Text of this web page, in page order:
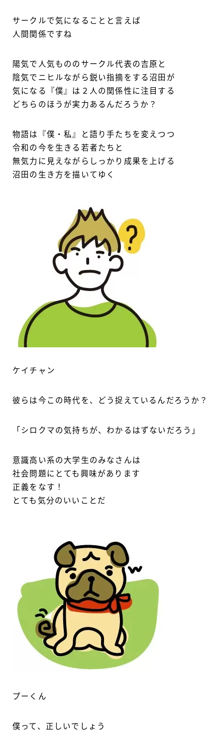
サークルで気になることと言えば
人間関係ですね
陽気で人気もののサークル代表の吉原と
陰気でニヒルながら鋭い指摘をする沼田が
気になる『僕』は２人の関係性に注目する
どちらのほうが実力あるんだろうか？
物語は『僕・私』と語り手たちを変えつつ
令和の今を生きる若者たちと
無気力に見えながらしっかり成果を上げる
沼田の生き方を描いてゆく
ケイチャン
彼らは今この時代を、どう捉えているんだろうか？
「シロクマの気持ちが、わかるはずないだろう」
意識高い系の大学生のみなさんは
社会問題にとても興味があります
正義をなす！
とても気分のいいことだ
プーくん
僕って、正しいでしょう